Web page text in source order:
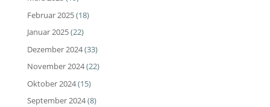
Februar 2025(18)
Januar 2025(22)
Dezember 2024(33)
November 2024(22)
Oktober 2024(15)
September 2024(8)